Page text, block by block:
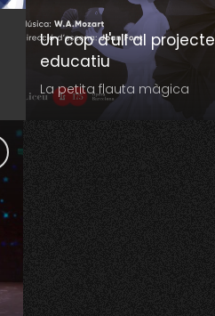
Un cop d'ull al projecte
educatiu
La petita flauta màgica